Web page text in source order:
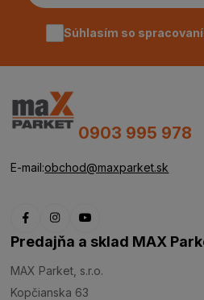
Súhlasím so
0903 995 978
E-mail:obchod@maxparket.sk
Predajňa a sklad MAX
MAX Parket, s.r.o.
Kopčianska 63